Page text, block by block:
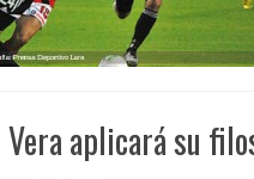
Vera aplicará su